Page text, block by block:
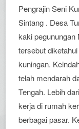
Pengrajin Seni
Sintang . Desa
kaki pegunungan
tersebut
kuningan.
telah mendarah
Tengah. Lebih
kerja di rumah
berbagai pasar.